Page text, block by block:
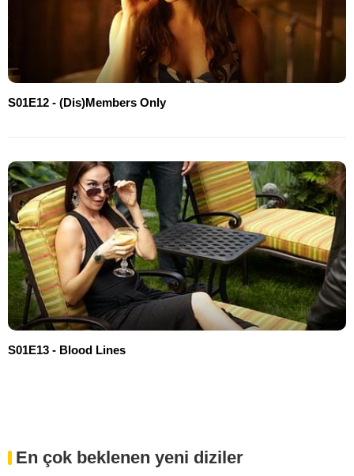
S01E12 - (Dis)Members Only
S01E13 - Blood Lines
En çok beklenen yeni diziler